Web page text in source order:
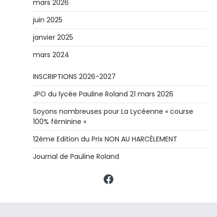
mars 2026
juin 2025
janvier 2025
mars 2024
INSCRIPTIONS 2026-2027
JPO du lycée Pauline Roland 21 mars 2026
Soyons nombreuses pour La Lycéenne « course
100% féminine »
12ème Edition du Prix NON AU HARCÈLEMENT
Journal de Pauline Roland
Facebook